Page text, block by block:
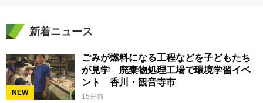
新着ニュース
NEW
ごみが燃料になる工程などを子どもたち
が見学 廃棄物処理工場で環境学習イベ
ント 香川・観音寺市
15分前